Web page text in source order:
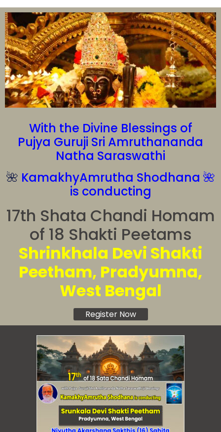
With the Divine Blessings of
Pujya Guruji Sri Amruthananda
Natha Saraswathi
🌺 KamakhyAmrutha Shodhana 🌺
is conducting
17th Shata Chandi Homam
of 18 Shakti Peetams
Shrinkhala Devi Shakti
Peetham, Pradyumna,
West Bengal
Register Now